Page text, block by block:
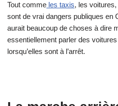
Tout comme les taxis, les
sont de vrai dangers publiques en
aurait beaucoup de choses à dire
essentiellement parler des
lorsqu’elles sont à l’arrêt.